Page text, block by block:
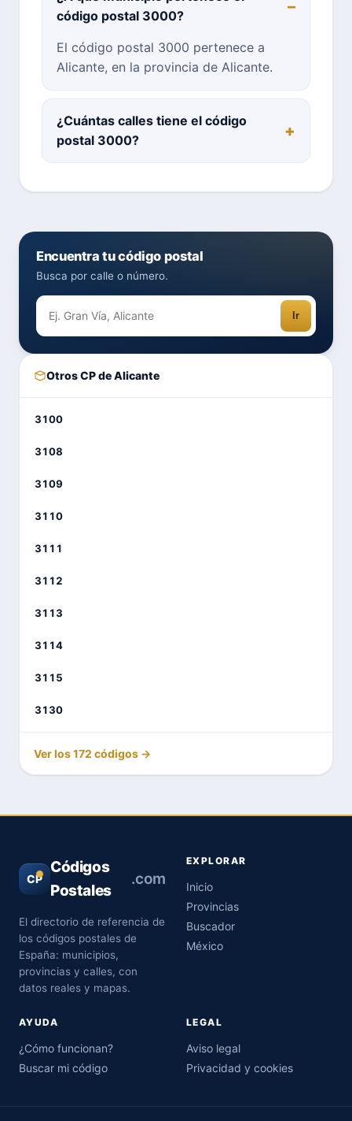
código postal 3000?
El código postal 3000 pertenece a
Alicante, en la provincia de Alicante.
¿Cuántas calles tiene el código
postal 3000?
Encuentra tu código postal
Busca por calle o número.
Ir
Otros CP de Alicante
3100
3108
3109
3110
3111
3112
3113
3114
3115
3130
Ver los 172 códigos →
CP
Códigos
Postales
.com
El directorio de referencia de
los códigos postales de
España: municipios,
provincias y calles, con
datos reales y mapas.
EXPLORAR
Inicio
Provincias
Buscador
México
AYUDA
¿Cómo funcionan?
Buscar mi código
LEGAL
Aviso legal
Privacidad y cookies